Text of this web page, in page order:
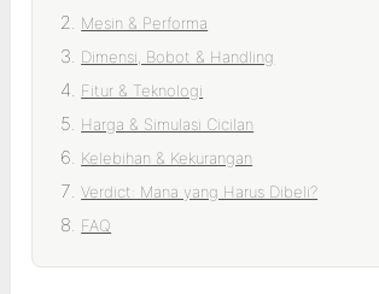
Mesin & Performa
Dimensi, Bobot & Handling
Fitur & Teknologi
Harga & Simulasi Cicilan
Kelebihan & Kekurangan
Verdict: Mana yang Harus Dibeli?
FAQ